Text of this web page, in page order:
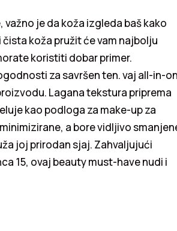
je da koža izgleda baš kako
koža pružit će vam najbolju
koristiti dobar primer.
za savršen ten. vaj all-in-
Lagana tekstura priprema
kao podloga za make-up za
a bore vidljivo
joj prirodan sjaj. Zahvaljujući
15, ovaj beauty must-have nudi i